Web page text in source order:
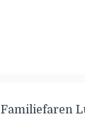
Familiefaren